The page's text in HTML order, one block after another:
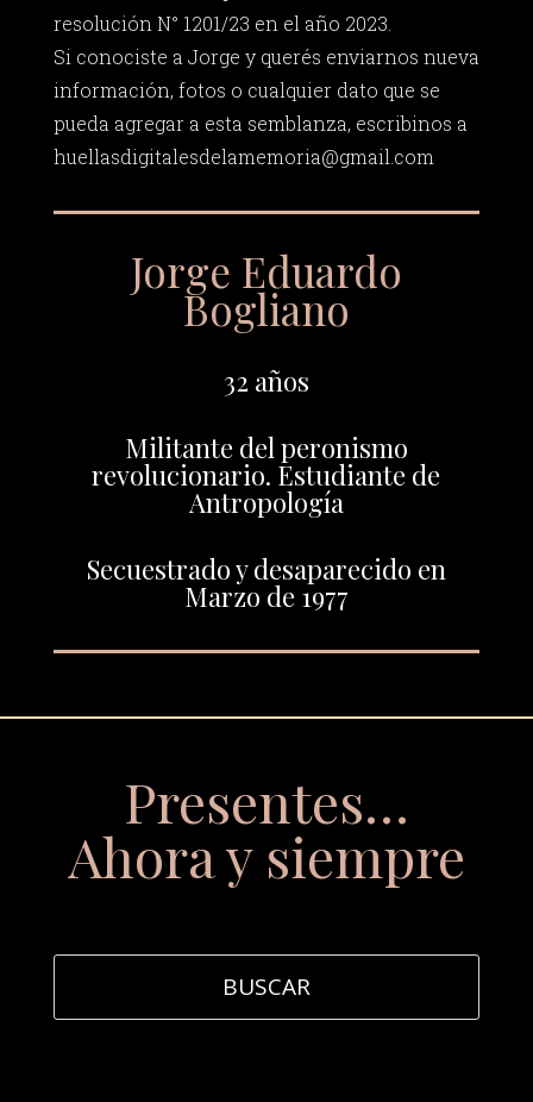
resolución N° 1201/23 en el año 2023.
Si conociste a Jorge y querés enviarnos nueva
información, fotos o cualquier dato que se
pueda agregar a esta semblanza, escribinos a
huellasdigitalesdelamemoria@gmail.com
Jorge Eduardo
Bogliano
32 años
Militante del peronismo
revolucionario. Estudiante de
Antropología
Secuestrado y desaparecido en
Marzo de 1977
Presentes…
Ahora y siempre